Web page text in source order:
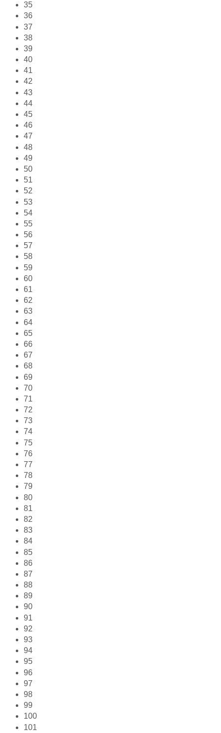
35
36
37
38
39
40
41
42
43
44
45
46
47
48
49
50
51
52
53
54
55
56
57
58
59
60
61
62
63
64
65
66
67
68
69
70
71
72
73
74
75
76
77
78
79
80
81
82
83
84
85
86
87
88
89
90
91
92
93
94
95
96
97
98
99
100
101